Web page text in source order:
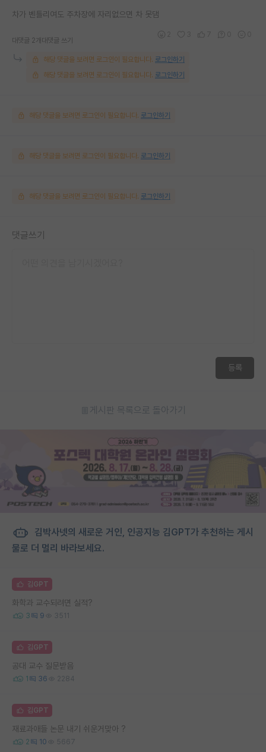
차가 벤틀리여도 주차장에 자리없으면 차 못댐
대댓글 2개 대댓글 쓰기
해당 댓글을 보려면 로그인이 필요합니다. 로그인하기
해당 댓글을 보려면 로그인이 필요합니다. 로그인하기
해당 댓글을 보려면 로그인이 필요합니다. 로그인하기
해당 댓글을 보려면 로그인이 필요합니다. 로그인하기
해당 댓글을 보려면 로그인이 필요합니다. 로그인하기
댓글쓰기
등록
게시판 목록으로 돌아가기
김박사넷의 새로운 거인, 인공지능 김GPT가 추천하는 게시
물로 더 멀리 바라보세요.
김GPT
화학과 교수되려면 실적?
3 9 3511
김GPT
공대 교수 질문받음
1 36 2284
김GPT
재료과애들 논문 내기 쉬운거맞아 ?
2 10 5667